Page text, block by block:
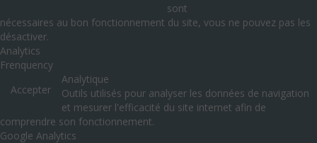
sont
nécessaires au bon fonctionnement du site, vous ne pouvez pas les
désactiver.
Analytics
Frenquency
Accepter
Analytique
Outils utilisés pour analyser les données de navigation
et mesurer l'efficacité du site internet afin de
comprendre son fonctionnement.
Google Analytics